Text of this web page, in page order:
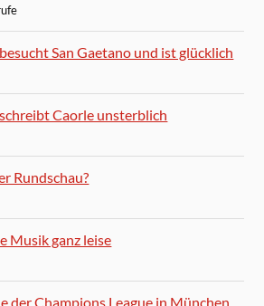
San Gaetano und ist glücklich
Caorle unsterblich
Rundschau?
Musik ganz leise
der Champions League in München